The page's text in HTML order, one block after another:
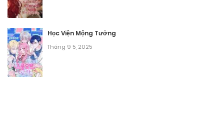
Chương 67
Tháng 9 27, 2025
Chương 66.2
Tháng 9 27, 2025
Học Viện Mộng Tưởng
Tháng 9 5, 2025